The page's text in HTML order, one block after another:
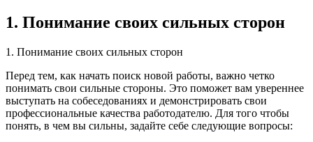
1. Понимание своих сильных сторон
1. Понимание своих сильных сторон
Перед тем, как начать поиск новой работы, важно четко
понимать свои сильные стороны. Это поможет вам увереннее
выступать на собеседованиях и демонстрировать свои
профессиональные качества работодателю. Для того чтобы
понять, в чем вы сильны, задайте себе следующие вопросы: